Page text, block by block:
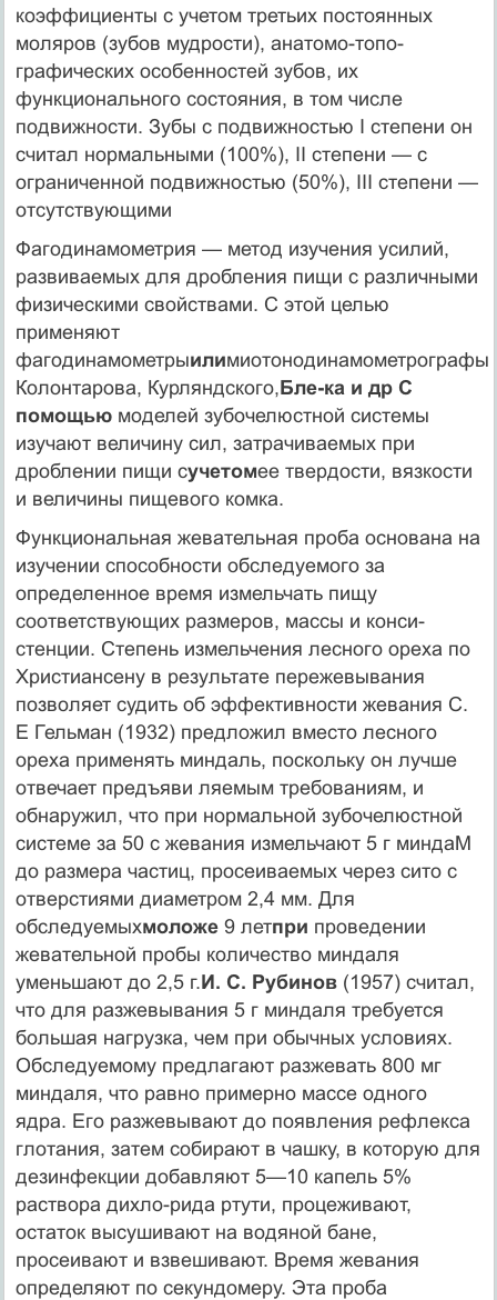
коэффициенты с учетом третьих постоянных
моляров (зубов мудрости), анатомо-топо­
графических особенностей зубов, их
функционального состоя­ния, в том числе
подвижности. Зубы с подвижностью I степени он
считал нормальными (100%), II степени — с
ограниченной подвижностью (50%), III степени —
отсутствующими
Фагодинамометрия — метод изучения усилий,
раз­виваемых для дробления пищи с различными
физическими свойствами. С этой целью
применяют
фагодинамометрыилимиотонодинамометрографы
Колонтарова, Курляндского,Бле-ка и др С
помощьюмоделей зубочелюстной системы
изучают величину сил, затрачиваемых при
дроблении пищи сучетомее твердости, вязкости
и величины пищевого комка.
Функциональная жевательная проба основана на
изучении способности обследуемого за
определенное время измельчать пищу
соответствующих размеров, массы и конси­
стенции. Степень измельчения лесного ореха по
Христиансену в результате пережевывания
позволяет судить об эффективно­сти жевания С.
Е Гельман (1932) предложил вместо лесного
ореха применять миндаль, поскольку он лучше
отвечает предъяви ляемым требованиям, и
обнаружил, что при нормальной зу­бочелюстной
системе за 50 с жевания измельчают 5 г миндаМ
до размера частиц, просеиваемых через сито с
отверстиями диаметром 2,4 мм. Для
обследуемыхмоложе9 летпри прове­дении
жевательной пробы количество миндаля
уменьшают до 2,5 г.И. С. Рубинов(1957) считал,
что для разжевывания 5 г миндаля требуется
большая нагрузка, чем при обычных усло­виях.
Обследуемому предлагают разжевать 800 мг
миндаля, что равно примерно массе одного
ядра. Его разжевывают до появ­ления рефлекса
глотания, затем собирают в чашку, в которую для
дезинфекции добавляют 5—10 капель 5%
раствора дихло-рида ртути, процеживают,
остаток высушивают на водяной бане,
просеивают и взвешивают. Время жевания
определяют по секундомеру. Эта проба